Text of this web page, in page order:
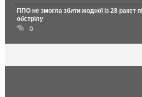
ППО не змогла збити жодної із 28 ракет
обстрілу
0